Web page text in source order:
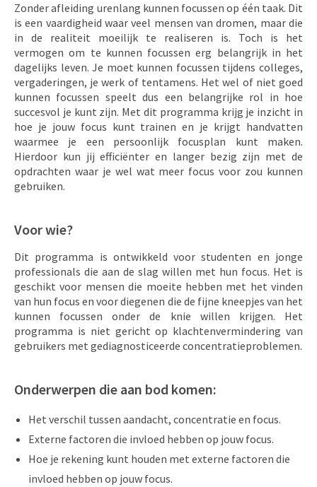
Zonder afleiding urenlang kunnen focussen op één taak. Dit
is een vaardigheid waar veel mensen van dromen, maar die
in de realiteit moeilijk te realiseren is. Toch is het
vermogen om te kunnen focussen erg belangrijk in het
dagelijks leven. Je moet kunnen focussen tijdens colleges,
vergaderingen, je werk of tentamens. Het wel of niet goed
kunnen focussen speelt dus een belangrijke rol in hoe
succesvol je kunt zijn. Met dit programma krijg je inzicht in
hoe je jouw focus kunt trainen en je krijgt handvatten
waarmee je een persoonlijk focusplan kunt maken.
Hierdoor kun jij efficiënter en langer bezig zijn met de
opdrachten waar je wel wat meer focus voor zou kunnen
gebruiken.
Voor wie?
Dit programma is ontwikkeld voor studenten en jonge
professionals die aan de slag willen met hun focus. Het is
geschikt voor mensen die moeite hebben met het vinden
van hun focus en voor diegenen die de fijne kneepjes van het
kunnen focussen onder de knie willen krijgen. Het
programma is niet gericht op klachtenvermindering van
gebruikers met gediagnosticeerde concentratieproblemen.
Onderwerpen die aan bod komen:
Het verschil tussen aandacht, concentratie en focus.
Externe factoren die invloed hebben op jouw focus.
Hoe je rekening kunt houden met externe factoren die
invloed hebben op jouw focus.